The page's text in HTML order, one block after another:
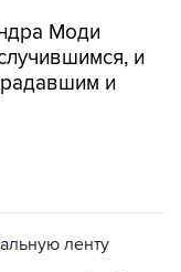
Моди
и
и
ленту